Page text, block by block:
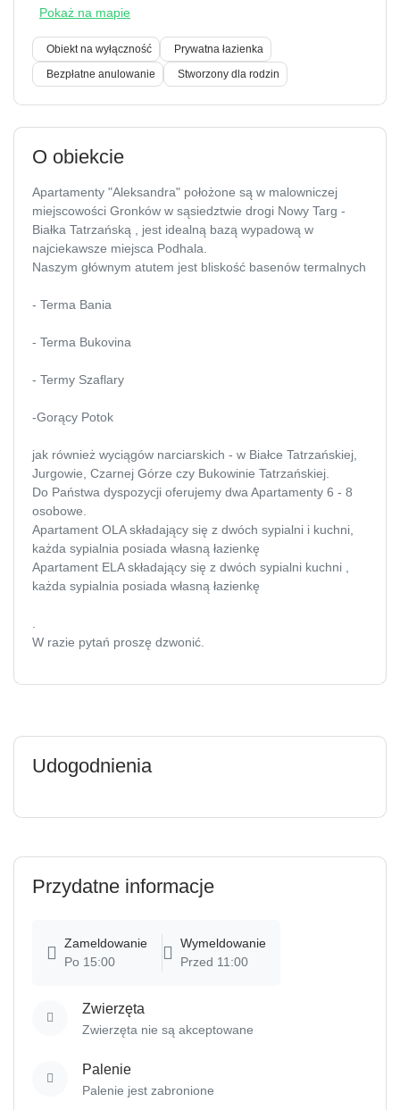
Pokaż na mapie
Obiekt na wyłączność
Prywatna łazienka
Bezpłatne anulowanie
Stworzony dla rodzin
O obiekcie
Apartamenty "Aleksandra" położone są w malowniczej
miejscowości Gronków w sąsiedztwie drogi Nowy Targ -
Białka Tatrzańską , jest idealną bazą wypadową w
najciekawsze miejsca Podhala.
Naszym głównym atutem jest bliskość basenów termalnych
- Terma Bania
- Terma Bukovina
- Termy Szaflary
-Gorący Potok
jak również wyciągów narciarskich - w Białce Tatrzańskiej,
Jurgowie, Czarnej Górze czy Bukowinie Tatrzańskiej.
Do Państwa dyspozycji oferujemy dwa Apartamenty 6 - 8
osobowe.
Apartament OLA składający się z dwóch sypialni i kuchni,
każda sypialnia posiada własną łazienkę
Apartament ELA składający się z dwóch sypialni kuchni ,
każda sypialnia posiada własną łazienkę
W razie pytań proszę dzwonić.
Udogodnienia
Przydatne informacje
Zameldowanie
Po 15:00
Wymeldowanie
Przed 11:00
Zwierzęta
Zwierzęta nie są akceptowane
Palenie
Palenie jest zabronione